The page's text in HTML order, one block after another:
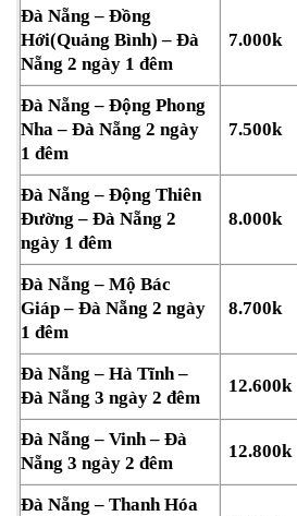
Đà Nẵng – Đồng
Hới(Quảng Bình) – Đà
Nẵng 2 ngày 1 đêm
7.000k
Đà Nẵng – Động Phong
Nha – Đà Nẵng 2 ngày
1 đêm
7.500k
Đà Nẵng – Động Thiên
Đường – Đà Nẵng 2
ngày 1 đêm
8.000k
Đà Nẵng – Mộ Bác
Giáp – Đà Nẵng 2 ngày
1 đêm
8.700k
Đà Nẵng – Hà Tĩnh –
Đà Nẵng 3 ngày 2 đêm
12.600k
Đà Nẵng – Vinh – Đà
Nẵng 3 ngày 2 đêm
12.800k
Đà Nẵng – Thanh Hóa